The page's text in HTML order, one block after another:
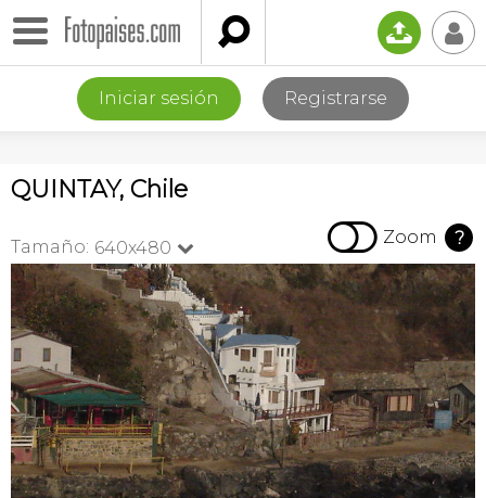
 📤 👤
Iniciar sesión Registrarse
QUINTAY, Chile
Tamaño: 640x480   Zoom ?